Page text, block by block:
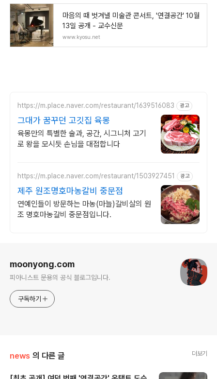
마음의 때 벗겨낼 미술관 콘서트, '연결공간' 10월
13일 공개 - 교수신문
www.kyosu.net
https://m.place.naver.com/restaurant/1639516083 광고
그대가 꿈꾸던 고깃집 육몽
육몽만의 특별한 술과, 공간, 시그니처 고기
로 왕을 모시듯 손님을 대접합니다
https://m.place.naver.com/restaurant/1503927451 광고
제주 원조명호마농갈비 중문점
연예인들이 방문하는 마농(마늘)갈비살의 원
조 명호마농갈비 중문점입니다.
moonyong.com
피아니스트 문용의 공식 블로그입니다.
구독하기
news 의 다른 글 더보기